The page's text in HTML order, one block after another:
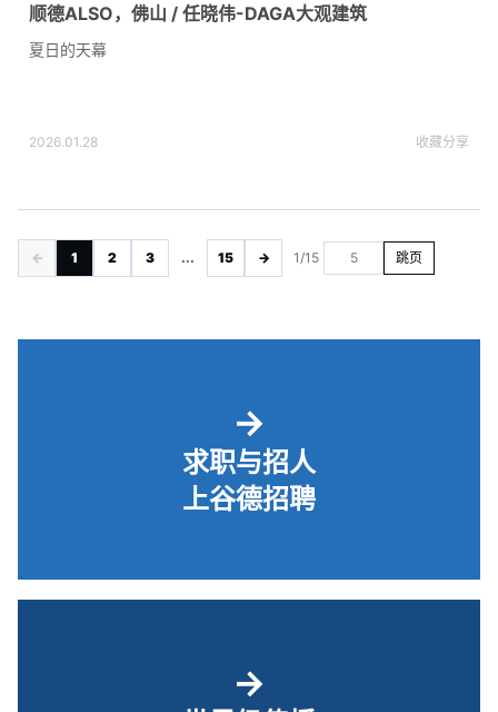
顺德ALSO，佛山 / 任晓伟-DAGA大观建筑
夏日的天幕
2026.01.28 收藏分享
← 1 2 3 ... 15 → 1/15 跳页
→
求职与招人
上谷德招聘
→